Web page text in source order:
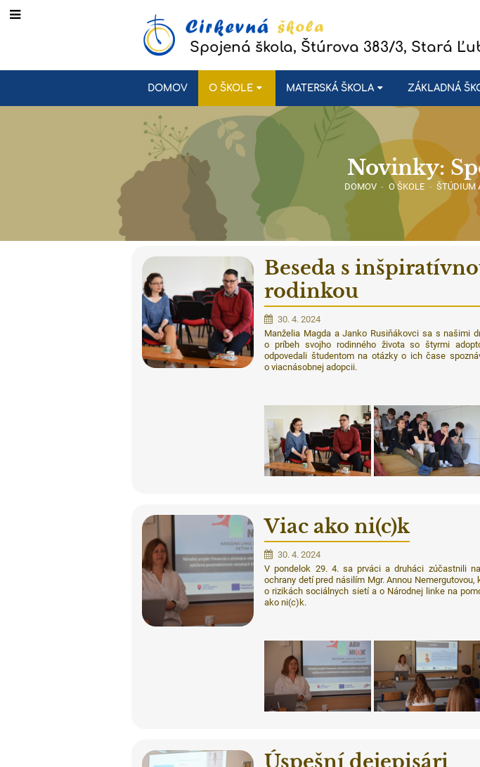
Spojená škola, Štúrova 383/3, Stará
DOMOV O ŠKOLE MATERSKÁ ŠKOLA ZÁKLADNÁ
Novinky:
DOMOV - O ŠKOLE - ŠTÚDIUM
Beseda s
rodinkou
30. 4. 2024
Manželia Magda a Janko Rusiňákovci sa s našimi
o príbeh svojho rodinného života so štyrmi
odpovedali študentom na otázky o ich čase
o viacnásobnej adopcii.
Viac ako ni(c)k
30. 4. 2024
V pondelok 29. 4. sa prváci a druháci zúčastnili
ochrany detí pred násilím Mgr. Annou
o rizikách sociálnych sietí a o Národnej linke na
ako ni(c)k.
Úspešní dejepisári